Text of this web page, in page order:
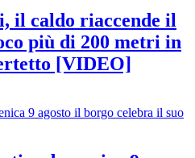
il caldo riaccende il
più di 200 metri in
[VIDEO]